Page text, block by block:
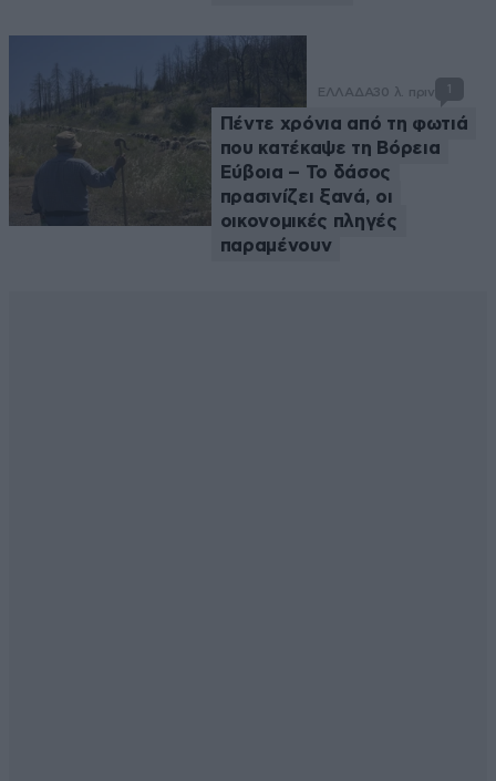
ΕΛΛΑΔΑ30 λ. πριν 1
Πέντε χρόνια από τη φωτιά
που κατέκαψε τη Βόρεια
Εύβοια – Το δάσος
πρασινίζει ξανά, οι
οικονομικές πληγές
παραμένουν